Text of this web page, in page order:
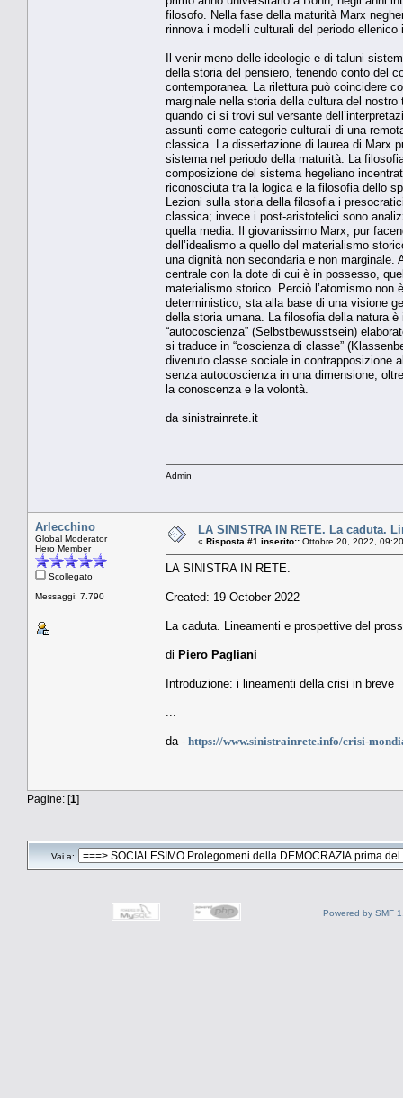
filosofo. Nella fase della maturità Marx
rinnova i modelli culturali del periodo
Il venir meno delle ideologie e di taluni
della storia del pensiero, tenendo conto del
contemporanea. La rilettura può coincidere
marginale nella storia della cultura del
quando ci si trovi sul versante
assunti come categorie culturali di una
classica. La dissertazione di laurea di Marx
sistema nel periodo della maturità. La
composizione del sistema hegeliano
riconosciuta tra la logica e la filosofia dello
Lezioni sulla storia della filosofia i
classica; invece i post-aristotelici sono
quella media. Il giovanissimo Marx, pur
dell’idealismo a quello del materialismo
una dignità non secondaria e non marginale.
centrale con la dote di cui è in possesso,
materialismo storico. Perciò l’atomismo
deterministico; sta alla base di una visione
della storia umana. La filosofia della natura
“autocoscienza” (Selbstbewusstsein)
si traduce in “coscienza di classe”
divenuto classe sociale in contrapposizione
senza autocoscienza in una dimensione,
la conoscenza e la volontà.
da sinistrainrete.it
Admin
Arlecchino
Global Moderator
Hero Member
Scollegato
Messaggi: 7.790
LA SINISTRA IN RETE. La caduta.
« Risposta #1 inserito:: Ottobre 20, 2022,
LA SINISTRA IN RETE.
Created: 19 October 2022
La caduta. Lineamenti e prospettive del
di Piero Pagliani
Introduzione: i lineamenti della crisi in breve
da - https://www.sinistrainrete.info/crisi-
Pagine: [1]
Vai a:
Powered by SMF